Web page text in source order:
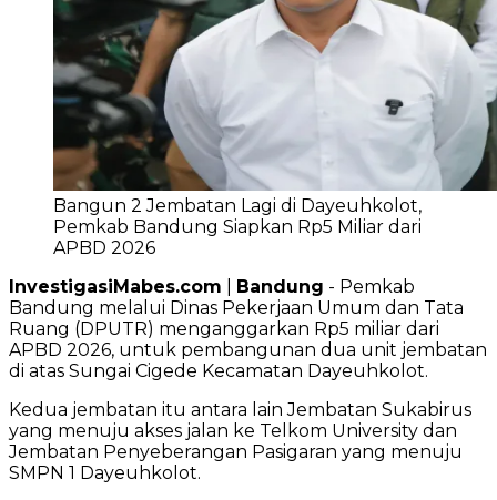
Bangun 2 Jembatan Lagi di Dayeuhkolot,
Pemkab Bandung Siapkan Rp5 Miliar dari
APBD 2026
InvestigasiMabes.com
Bandung - Pemkab
Bandung melalui Dinas Pekerjaan Umum dan Tata
Ruang (DPUTR) menganggarkan Rp5 miliar dari
APBD 2026, untuk pembangunan dua unit jembatan
di atas Sungai Cigede Kecamatan Dayeuhkolot.
Kedua jembatan itu antara lain Jembatan Sukabirus
yang menuju akses jalan ke Telkom University dan
Jembatan Penyeberangan Pasigaran yang menuju
SMPN 1 Dayeuhkolot.